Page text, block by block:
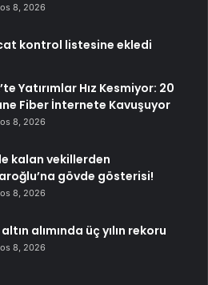
8, 2026
kontrol listesine ekledi
Yatırımlar Hız Kesmiyor: 20
Fiber İnternete Kavuşuyor
8, 2026
kalan vekillerden
gövde gösterisi!
8, 2026
altın alımında üç yılın rekoru
8, 2026